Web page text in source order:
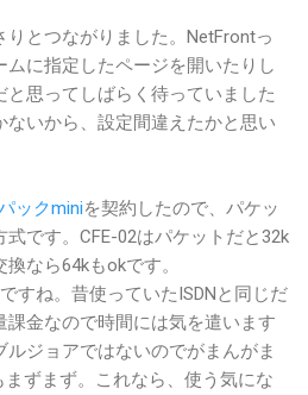
とつながりました。NetFrontっ
に指定したページを開いたりし
思ってしばらく待っていました
ないから、設定間違えたかと思い
ックminiを契約したので、パケッ
式です。CFE-02はパケットだと32k
なら64kもokです。
すね。昔使っていたISDNと同じだ
課金なので時間には気を遣います
ジョアではないのでがまんがま
ずまず。これなら、使う気にな